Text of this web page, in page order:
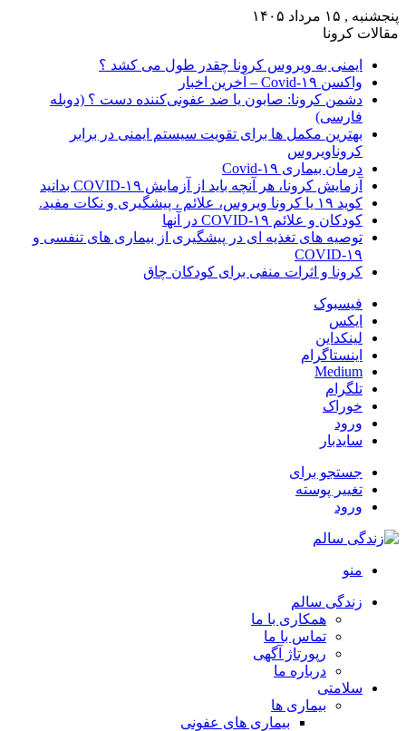
پنجشنبه , ۱۵ مرداد ۱۴۰۵
مقالات کرونا
ایمنی به ویروس کرونا چقدر طول می کشد ؟
واکسن Covid-۱۹ – آخرین اخبار
دشمن کرونا: صابون یا ضد عفونی‌کننده دست ؟ (دوبله
فارسی)
بهترین مکمل ها برای تقویت سیستم ایمنی در برابر
کروناویروس
درمان بیماری Covid-۱۹
آزمایش کرونا، هر آنچه باید از آزمایش COVID-۱۹ بدانید
کوید ۱۹ یا کرونا ویروس، علائم ، پیشگیری و نکات مفید.
کودکان و علائم COVID-۱۹ در آنها
توصیه های تغذیه ای در پیشگیری از بیماری های تنفسی و
COVID-۱۹
کرونا و اثرات منفی برای کودکان چاق
فیسبوک
ایکس
لینکداین
اینستاگرام
Medium
تلگرام
خوراک
ورود
سایدبار
جستجو برای
تغییر پوسته
ورود
منو
زندگی سالم
همکاری با ما
تماس با ما
رپورتاژ آگهی
درباره ما
سلامتی
بیماری ها
بیماری های عفونی